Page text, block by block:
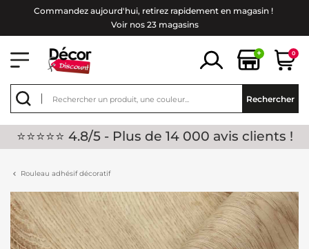
Commandez aujourd'hui, retirez rapidement en magasin !
Voir nos 23 magasins
+ 0
Rechercher
⭐⭐⭐⭐⭐ 4.8/5 - Plus de 14 000 avis clients !
Rouleau adhésif décoratif